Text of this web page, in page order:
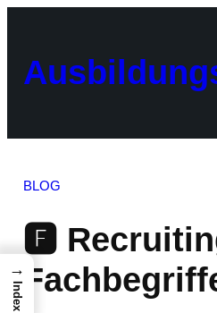
springen
BLOG
🅵
→
Index